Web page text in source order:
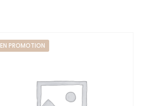
EN PROMOTION